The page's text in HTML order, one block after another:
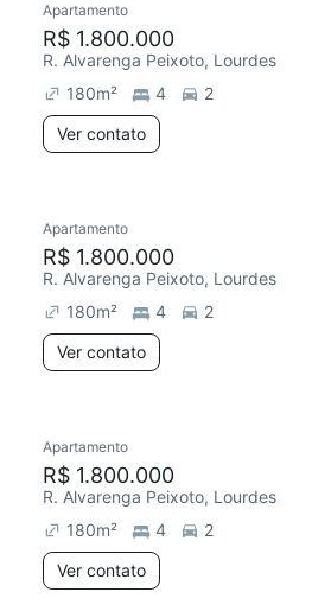
Redecorar
Apartamento
R$ 1.800.000
R. Alvarenga Peixoto, Lourdes
180m² 4
2
Ver contato
Redecorar
Apartamento
R$ 1.800.000
R. Alvarenga Peixoto, Lourdes
180m² 4
2
Ver contato
Redecorar
Apartamento
R$ 1.800.000
R. Alvarenga Peixoto, Lourdes
180m² 4
2
Ver contato